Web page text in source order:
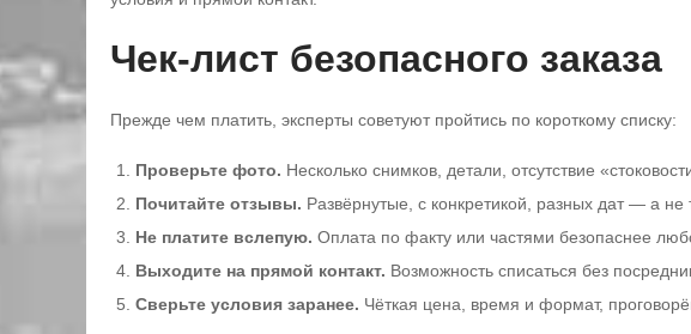
Чек-лист безопасного заказа
Прежде чем платить, эксперты советуют пройтись по короткому списку:
Проверьте фото. Несколько снимков, детали, отсутствие
Почитайте отзывы. Развёрнутые, с конкретикой, разных дат — а
Не платите вслепую. Оплата по факту или частями безопаснее
Выходите на прямой контакт. Возможность списаться без
Сверьте условия заранее. Чёткая цена, время и формат,